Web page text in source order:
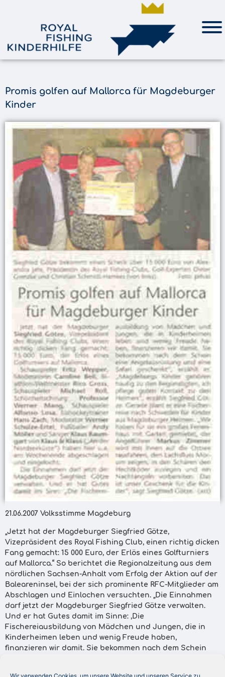
Promis golfen auf Mallorca für Magdeburger
Kinder
21.06.2007 Volksstimme Magdeburg
„Jetzt hat der Magdeburger Siegfried Götze,
Vizepräsident des Royal Fishing Club, einen richtig dicken
Fang gemacht: 15 000 Euro, der Erlös eines Golfturniers
auf Mallorca.“ So berichtet die Regionalzeitung aus dem
nördlichen Sachsen-Anhalt vom Erfolg der Aktion auf der
Baleareninsel, bei der sich prominente RFC-Mitglieder am
Abschlagen und Einlochen versuchten. „Die Einnahmen
darf jetzt der Magdeburger Siegfried Götze verwalten.
Und er hat Gutes damit im Sinne: ,Die
Fischereiausbildung von Mädchen und Jungen, die in
Kinderheimen leben und wenig Freude haben,
finanzieren wir damit. Sie bekommen nach dem Schein